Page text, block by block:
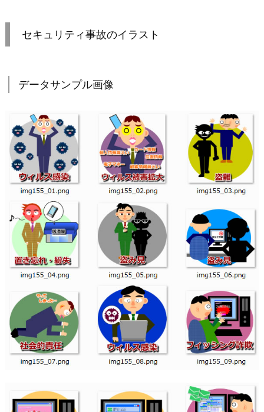
セキュリティ事故のイラスト
データサンプル画像